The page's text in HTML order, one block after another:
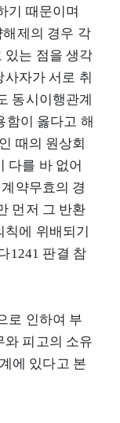
기 때문이며
제의 경우 각
있는 점을 생각
자가 서로 취
동시이행관계
함이 옳다고 해
때의 원상회
다를 바 없어
약무효의 경
먼저 그 반환
에 위배되기
1241 판결 참
로 인하여 부
와 피고의 소유
에 있다고 본